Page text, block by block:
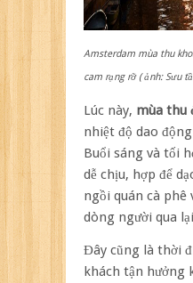
Amsterdam mùa thu
cam rạng rỡ ( ảnh: Sưu
Lúc này, mùa thu
nhiệt độ dao
Buổi sáng và tối
dễ chịu, hợp để
ngồi quán cà phê
dòng người qua
Đây cũng là thời
khách tận hưởng